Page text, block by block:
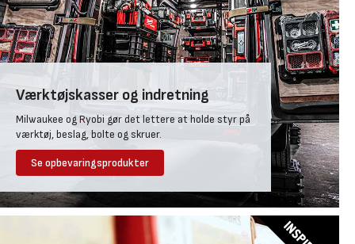
Værktøjskasser og indretning
Milwaukee og Ryobi gør det lettere at holde styr på
værktøj, beslag, bolte og skruer.
Se opbevaringsprodukter